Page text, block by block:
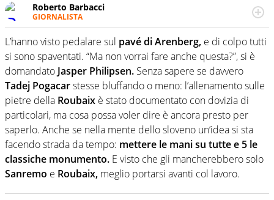
Roberto Barbacci
GIORNALISTA
Giornalista (pubblicista) sportivo a tutto campo, è il
tuttologo di Virgilio Sport. Provate a chiedergli di boxe, di
scherma, di volley o di curling: ve ne farà innamorare
L’hanno visto pedalare sul pavé di Arenberg, e di colpo tutti
si sono spaventati. “Ma non vorrai fare anche questa?”, si è
domandato Jasper Philipsen. Senza sapere se davvero
Tadej Pogacarstesse bluffando o meno: l’allenamento sulle
pietre della Roubaix è stato documentato con dovizia di
particolari, ma cosa possa voler dire è ancora presto per
saperlo. Anche se nella mente dello sloveno un’idea si sta
facendo strada da tempo: mettere le mani su tutte e 5 le
classiche monumento. E visto che gli mancherebbero solo
Sanremo e Roubaix, meglio portarsi avanti col lavoro.